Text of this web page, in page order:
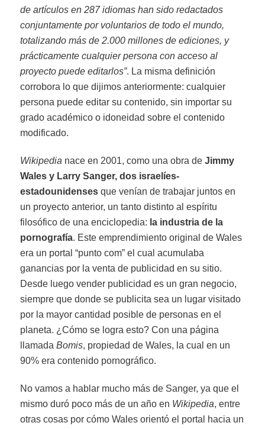
de artículos en 287 idiomas han sido redactados
conjuntamente por voluntarios de todo el mundo,
totalizando más de 2.000 millones de ediciones, y
prácticamente cualquier persona con acceso al
proyecto puede editarlos”. La misma definición
corrobora lo que dijimos anteriormente: cualquier
persona puede editar su contenido, sin importar su
grado académico o idoneidad sobre el contenido
modificado.
Wikipedia nace en 2001, como una obra deJimmy
Wales y Larry Sanger, dos israelíes-
estadounidensesque venían de trabajar juntos en
un proyecto anterior, un tanto distinto al espíritu
filosófico de una enciclopedia: la industria de la
pornografía. Este emprendimiento original de Wales
era un portal “punto com” el cual acumulaba
ganancias por la venta de publicidad en su sitio.
Desde luego vender publicidad es un gran negocio,
siempre que donde se publicita sea un lugar visitado
por la mayor cantidad posible de personas en el
planeta. ¿Cómo se logra esto? Con una página
llamadaBomis, propiedad de Wales, la cual en un
90% era contenido pornográfico.
No vamos a hablar mucho más de Sanger, ya que el
mismo duró poco más de un año en Wikipedia, entre
otras cosas por cómo Wales orientó el portal hacia un